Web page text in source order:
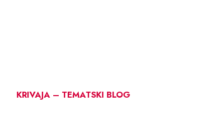
KRIVAJA – TEMATSKI BLOG